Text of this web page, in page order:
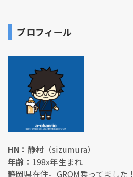
プロフィール
HN：静村 （sizumura）
年齢： 198x年生まれ
静岡県在住。GROM乗ってました！